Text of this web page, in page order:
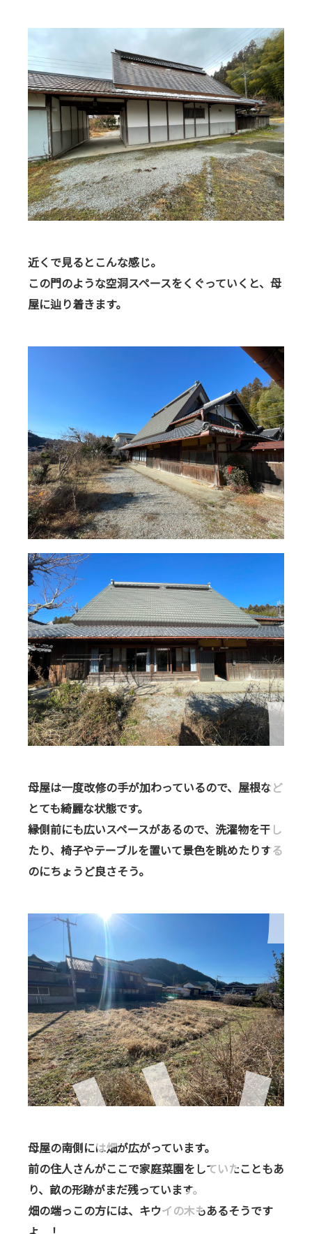
近くで見るとこんな感じ。
この門のような空洞スペースをくぐっていくと、母
屋に辿り着きます。
母屋は一度改修の手が加わっているので、屋根など
とても綺麗な状態です。
縁側前にも広いスペースがあるので、洗濯物を干し
たり、椅子やテーブルを置いて景色を眺めたりする
のにちょうど良さそう。
母屋の南側には畑が広がっています。
前の住人さんがここで家庭菜園をしていたこともあ
り、畝の形跡がまだ残っています。
畑の端っこの方には、キウイの木もあるそうです